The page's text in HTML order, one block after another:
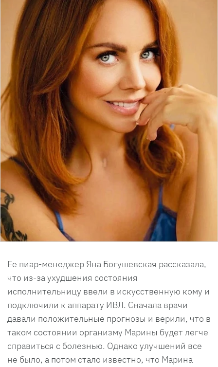
Ее пиар-менеджер Яна Богушевская рассказала,
что из-за ухудшения состояния
исполнительницу ввели в искусственную кому и
подключили к аппарату ИВЛ. Сначала врачи
давали положительные прогнозы и верили, что в
таком состоянии организму Марины будет легче
справиться с болезнью. Однако улучшений все
не было, а потом стало известно, что Марина